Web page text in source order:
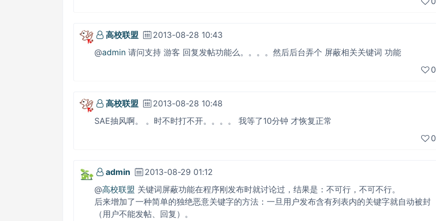
高校联盟
2013-08-28 10:43
@admin 请问支持 游客 回复发帖功能么。。。。然后后台弄个 屏蔽相关关键词 功能
0
高校联盟
2013-08-28 10:48
SAE抽风啊。 。时不时打不开。。。。 我等了10分钟 才恢复正常
0
admin
2013-08-29 01:12
@高校联盟 关键词屏蔽功能在程序刚发布时就讨论过，结果是：不可行，不可不行。
后来增加了一种简单的独绝恶意关键字的方法：一旦用户发布含有列表内的关键字就自动被封
（用户不能发帖、回复）。